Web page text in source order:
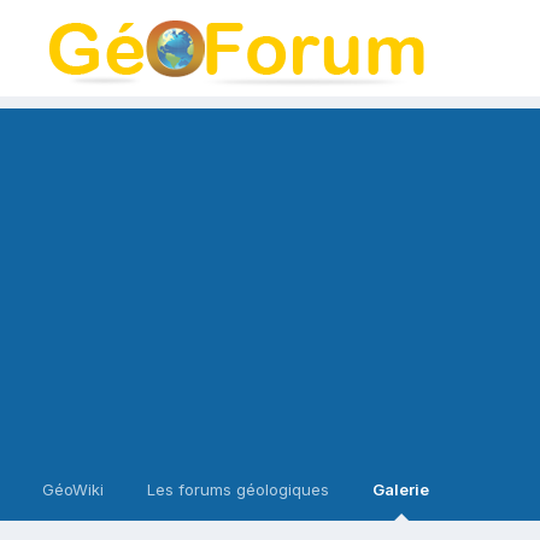
GéoWiki Les forums géologiques Galerie